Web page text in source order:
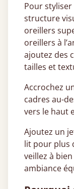
Pour
structure
oreillers
oreillers à
ajoutez des
tailles et
Accrochez
cadres au-
vers le haut
Ajoutez un
lit pour plus
veillez à
ambiance